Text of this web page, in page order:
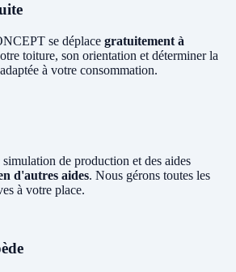
se déplace gratuitement à
toiture, son orientation et déterminer la
à votre consommation.
de production et des aides
d'autres aides. Nous gérons toutes les
à votre place.